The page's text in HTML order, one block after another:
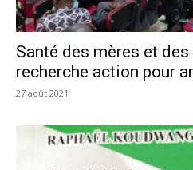
Santé des mères et des
recherche action pour
27 août 2021